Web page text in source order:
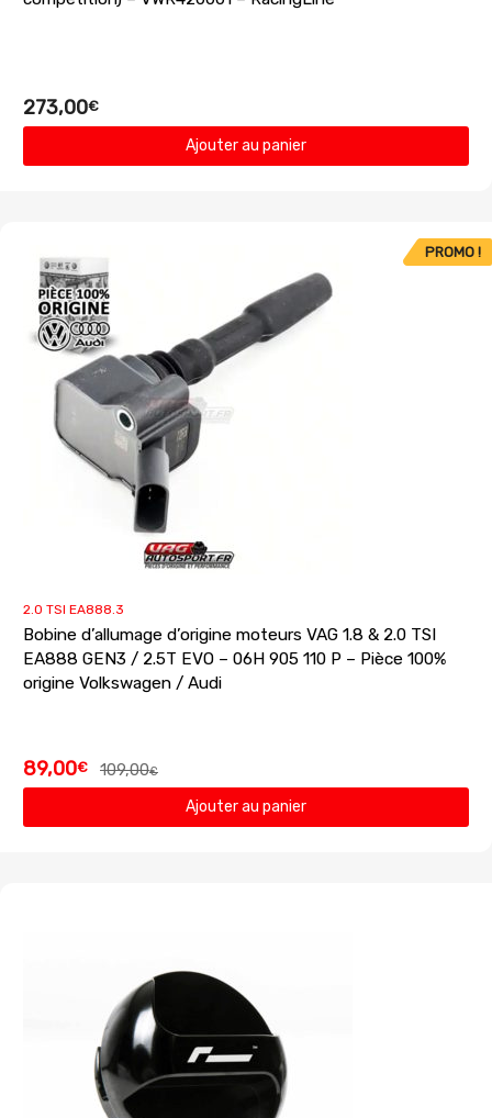
273,00€
Ajouter au panier
PROMO !
2.0 TSI EA888.3
Bobine d’allumage d’origine moteurs VAG 1.8 & 2.0 TSI
EA888 GEN3 / 2.5T EVO – 06H 905 110 P – Pièce 100%
origine Volkswagen / Audi
109,00€
89,00€
Ajouter au panier